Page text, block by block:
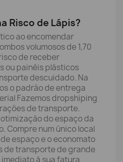
Risco de Lápis?
ao encomendar
volumosos de 1,70
de receber
ou painéis plásticos
descuidado. Na
o padrão de entrega
Fazemos dropshiping
de transporte.
do espaço da
Compre num único local
espaço e o economato
de transporte de grande
à sua fatura